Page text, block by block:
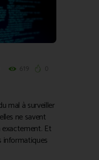
mal à surveiller
ne savent
exactement. Et
informatiques